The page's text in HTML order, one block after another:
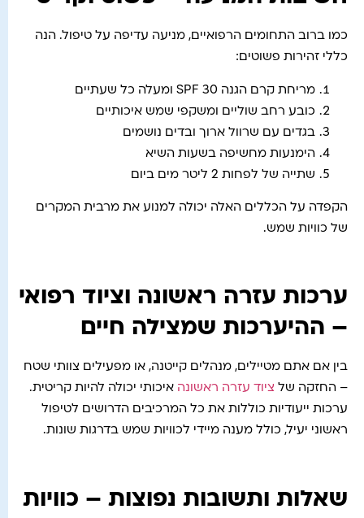
כמו ברוב התחומים הרפואיים, מניעה עדיפה על טיפול. הנה
כללי זהירות פשוטים:
מריחת קרם הגנה SPF 30 ומעלה כל שעתיים
כובע רחב שוליים ומשקפי שמש איכותיים
בגדים עם שרוול ארוך ובדים נושמים
הימנעות מחשיפה בשעות השיא
שתייה של לפחות 2 ליטר מים ביום
הקפדה על הכללים האלה יכולה למנוע את מרבית המקרים
של כוויות שמש.
ערכות עזרה ראשונה וציוד רפואי
– ההיערכות שמצילה חיים
בין אם אתם מטיילים, מנהלים קייטנה, או מפעילים צוותי שטח
– החזקה של ציוד עזרה ראשונה איכותי יכולה להיות קריטית.
ערכות ייעודיות כוללות את כל המרכיבים הדרושים לטיפול
ראשוני יעיל, כולל מענה מיידי לכוויות שמש בדרגות שונות.
שאלות ותשובות נפוצות – כוויות